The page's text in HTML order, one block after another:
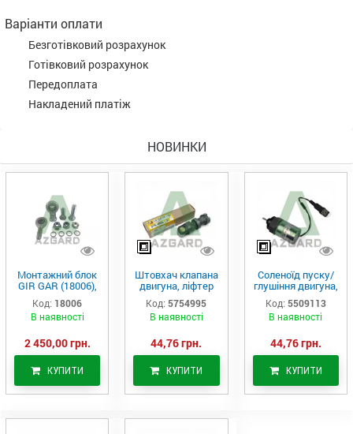
Варіанти оплати
Безготівковий розрахунок
Готівковий розрахунок
Передоплата
Накладений платіж
НОВИНКИ
Монтажний блок
GIR GAR (18006),
Аналог
Код: 18006
В наявності
2 450,00 грн.
КУПИТИ
Штовхач клапана
двигуна, ліфтер
(575-4995)
Код: 5754995
В наявності
44,76 грн.
КУПИТИ
Соленоїд пуску/
глушіння двигуна,
актуатор (550-
9113)
Код: 5509113
В наявності
44,76 грн.
КУПИТИ